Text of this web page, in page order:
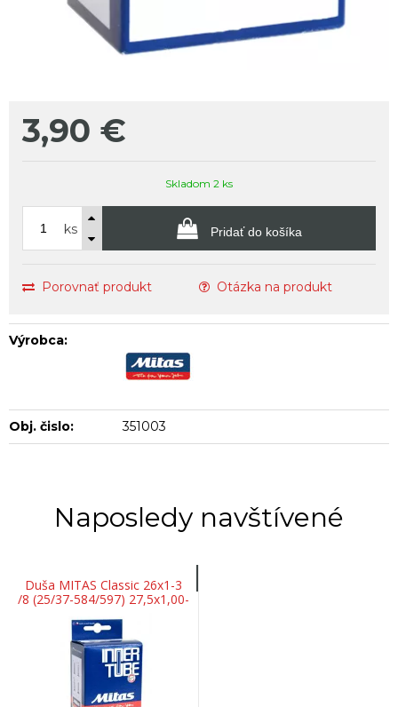
3,90 €
Skladom 2 ks
ks Pridať do košíka
Porovnať produkt Otázka na produkt
Výrobca:
Obj. čislo: 351003
Naposledy navštívené
Duša MITAS Classic 26x1-3
/8 (25/37-584/597) 27,5x1,00-